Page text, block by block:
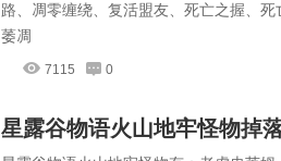
路、凋零缠绕、复活盟友、死亡之握、
萎凋
7115 0
星露谷物语火山地牢怪物掉